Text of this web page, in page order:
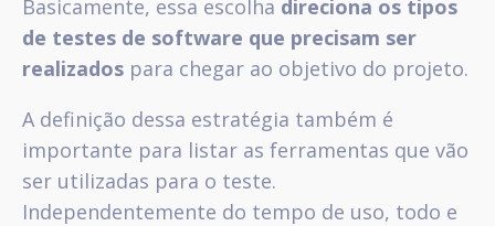
Basicamente, essa escolha direciona os tipos
de testes de software que precisam ser
realizados para chegar ao objetivo do projeto.
A definição dessa estratégia também é
importante para listar as ferramentas que vão
ser utilizadas para o teste.
Independentemente do tempo de uso, todo e